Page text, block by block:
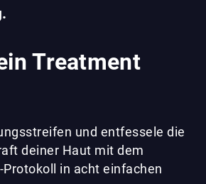
Treatment
und entfessele die
deiner Haut mit dem
in acht einfachen